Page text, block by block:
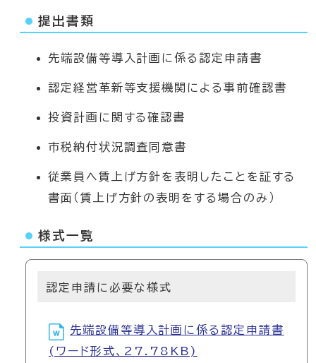
提出書類
先端設備等導入計画に係る認定申請書
認定経営革新等支援機関による事前確認書
投資計画に関する確認書
市税納付状況調査同意書
従業員へ賃上げ方針を表明したことを証する
書面（賃上げ方針の表明をする場合のみ）
様式一覧
認定申請に必要な様式
先端設備等導入計画に係る認定申請書
(ワード形式、27.78KB)